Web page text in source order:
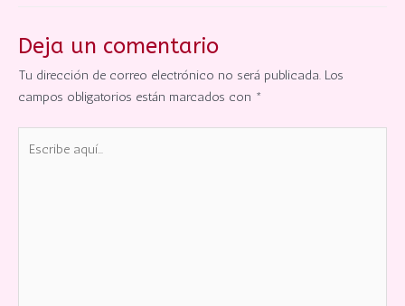
Deja un comentario
Tu dirección de correo electrónico no será publicada. Los
campos obligatorios están marcados con *
aquí...